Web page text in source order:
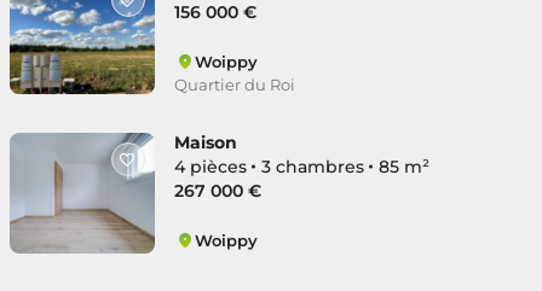
156 000 €
Woippy
Quartier du Roi
Maison
4 pièces
3 chambres
85 m²
267 000 €
Woippy